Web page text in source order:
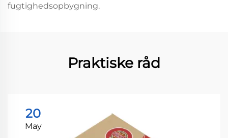
fugtighedsopbygning.
Praktiske råd
20
May